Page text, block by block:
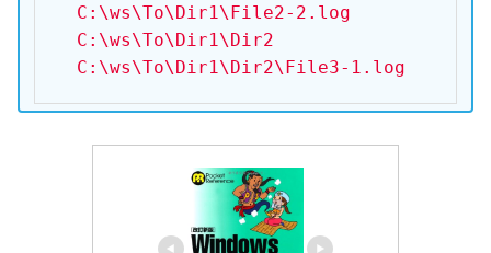
C:\ws\To\Dir1\File2-2.log
C:\ws\To\Dir1\Dir2
C:\ws\To\Dir1\Dir2\File3-1.log